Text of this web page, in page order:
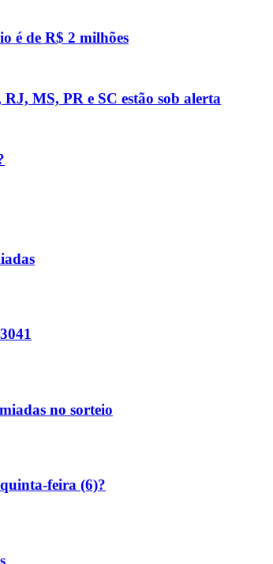
é de R$ 2 milhões
MS, PR e SC estão sob alerta
no sorteio
feira (6)?